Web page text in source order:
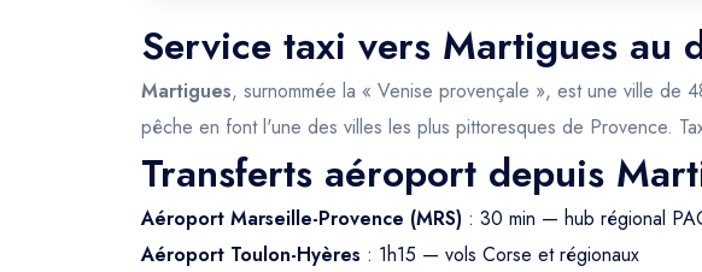
Service taxi vers Martigues au
Martigues, surnommée la « Venise provençale », est une ville
pêche en font l'une des villes les plus pittoresques de Provence.
Transferts aéroport depuis
Aéroport Marseille-Provence (MRS) : 30 min — hub régional
Aéroport Toulon-Hyères : 1h15 — vols Corse et régionaux